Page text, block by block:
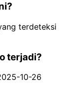
terdeteksi
terjadi?
10-26